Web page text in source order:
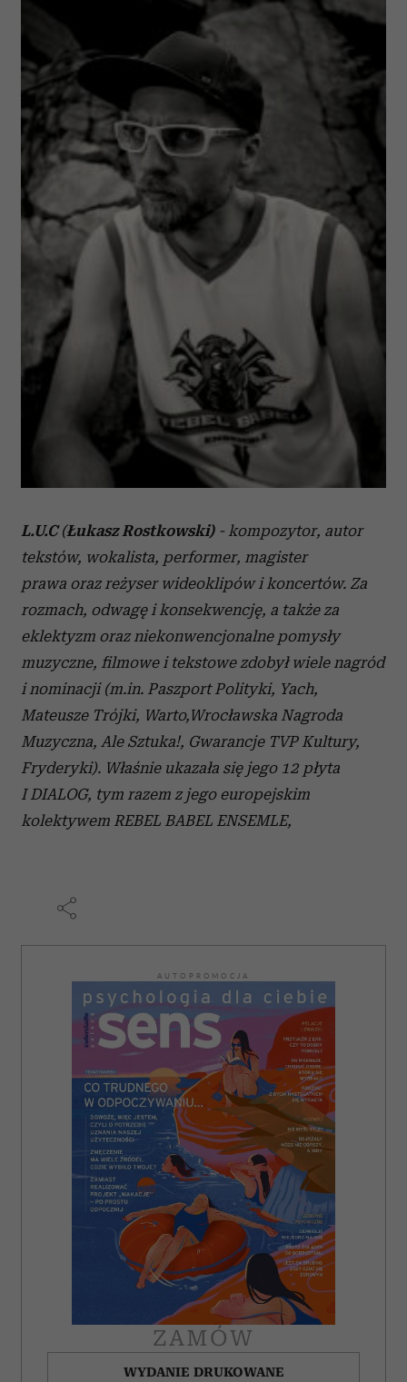
L.U.C(Łukasz Rostkowski) - kompozytor, autor
tekstów, wokalista, performer, magister
prawa oraz reżyser wideoklipów i koncertów. Za
rozmach, odwagę i konsekwencję, a także za
eklektyzm oraz niekonwencjonalne pomysły
muzyczne, filmowe i tekstowe zdobył wiele nagród
i nominacji (m.in. Paszport Polityki, Yach,
Mateusze Trójki, Warto,Wrocławska Nagroda
Muzyczna, Ale Sztuka!, Gwarancje TVP Kultury,
Fryderyki). Właśnie ukazała się jego 12 płyta
I DIALOG, tym razem z jego europejskim
kolektywem REBEL BABEL ENSEMLE,
AUTOPROMOCJA
ZAMÓW
WYDANIE DRUKOWANE